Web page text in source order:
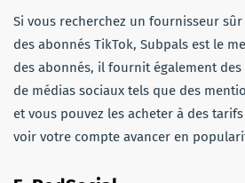
Si vous recherchez un fournisseur
des abonnés TikTok, Subpals est le
des abonnés, il fournit également
de médias sociaux tels que des
et vous pouvez les acheter à des
voir votre compte avancer en